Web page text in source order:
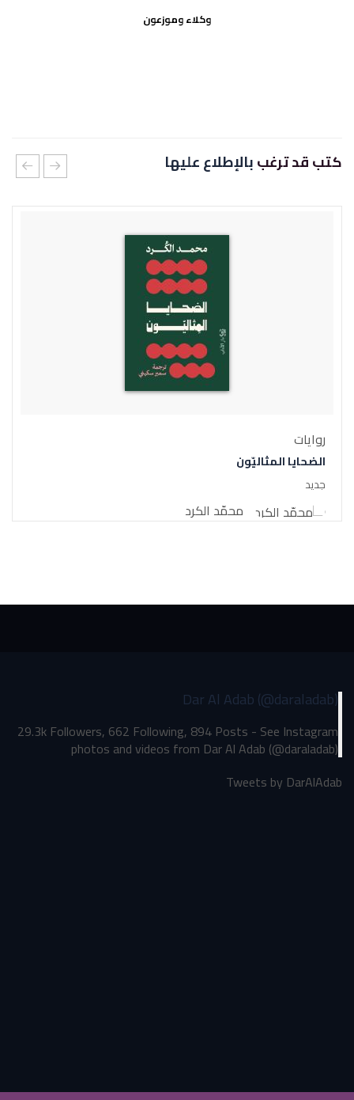
وكلاء وموزعون
كتب قد ترغببالإطلاع عليها
روايات
الضحايا المثاليّون
جديد
محمّد الكرد
Dar Al Adab (@daraladab)
29.3k Followers, 662 Following, 894 Posts - See Instagram
photos and videos from Dar Al Adab (@daraladab)
Tweets by DarAlAdab